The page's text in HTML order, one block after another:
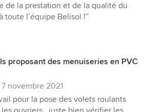
de la prestation et de la qualité du
toute l’équipe Belisol !”
proposant des menuiseries en PVC
7 novembre 2021
pour la pose des volets roulants